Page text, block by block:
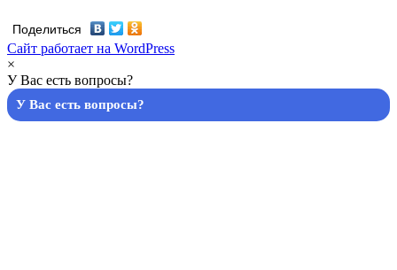
Поделиться
Сайт работает на WordPress
×
У Вас есть вопросы?
У Вас есть вопросы?